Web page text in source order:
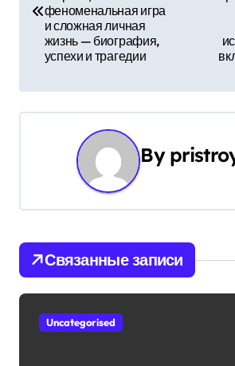
г
а
п
о
феноменальная игра
и сложная личная
жизнь — биография,
успехи и трагедии
By
Связанные записи
Uncategorised